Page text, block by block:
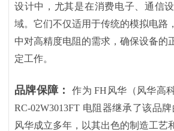
设计中，尤其是在消费电子、通信
域。它们不仅适用于传统的模拟电路
中对高精度电阻的需求，确保设备的
定工作。
品牌保障： 作为 FH风华（风华高
RC-02W3013FT 电阻器继承了该品
风华成立多年，以其出色的制造工艺